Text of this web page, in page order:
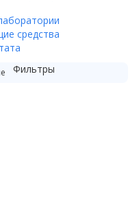
средства
Фильтры